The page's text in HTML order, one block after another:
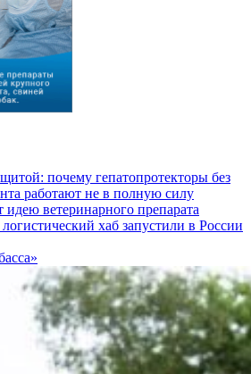
почему гепатопротекторы без
работают не в полную силу
ветеринарного препарата
хаб запустили в России